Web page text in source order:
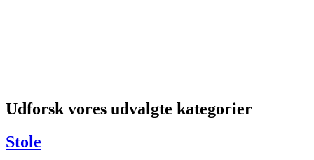
Har du brug for hjælp så kontakt venligst kundeservice via:
Tel +45 63 13 26 72
Udforsk vores udvalgte kategorier
Stole